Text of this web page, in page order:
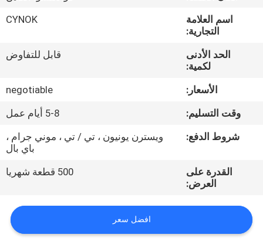
معلومات
المعمل
الجودة
اتصل
بنا
اسم العلامة
التجارية:
CYNOK
الحد الأدنى
لكمية:
قابل للتفاوض
الأسعار:
negotiable
وقت التسليم:
5-8 أيام عمل
شروط الدفع:
ويسترن يونيون ، تي / تي ، موني جرام ،
باي بال
القدرة على
العرض:
500 قطعة شهريا
افضل سعر